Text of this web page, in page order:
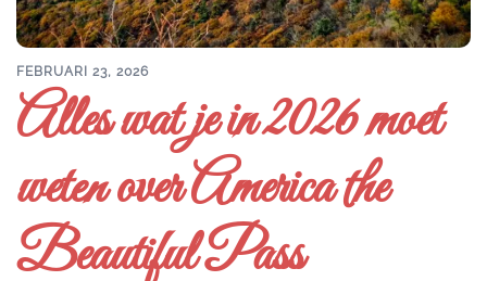
FEBRUARI 23, 2026
Alles wat je in 2026 moet
weten over America the
Beautiful Pass